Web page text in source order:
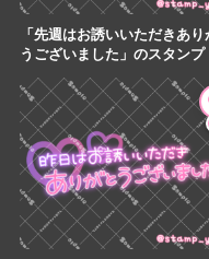
「先週はお誘いいただきあり
うございました」のスタンプ